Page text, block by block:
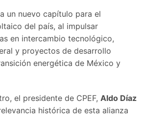
un nuevo capítulo para el
del país, al impulsar
en intercambio tecnológico,
y proyectos de desarrollo
energética de México y
el presidente de CPEF, Aldo Díaz
histórica de esta alianza